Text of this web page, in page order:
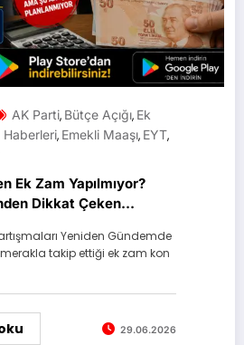
AK Parti, Bütçe Açığı, Ek
Haberleri, Emekli Maaşı, EYT,
Ek Zam Yapılmıyor?
Dikkat Çeken
Yeniden Gündemde
takip ettiği ek zam kon
29.06.2026